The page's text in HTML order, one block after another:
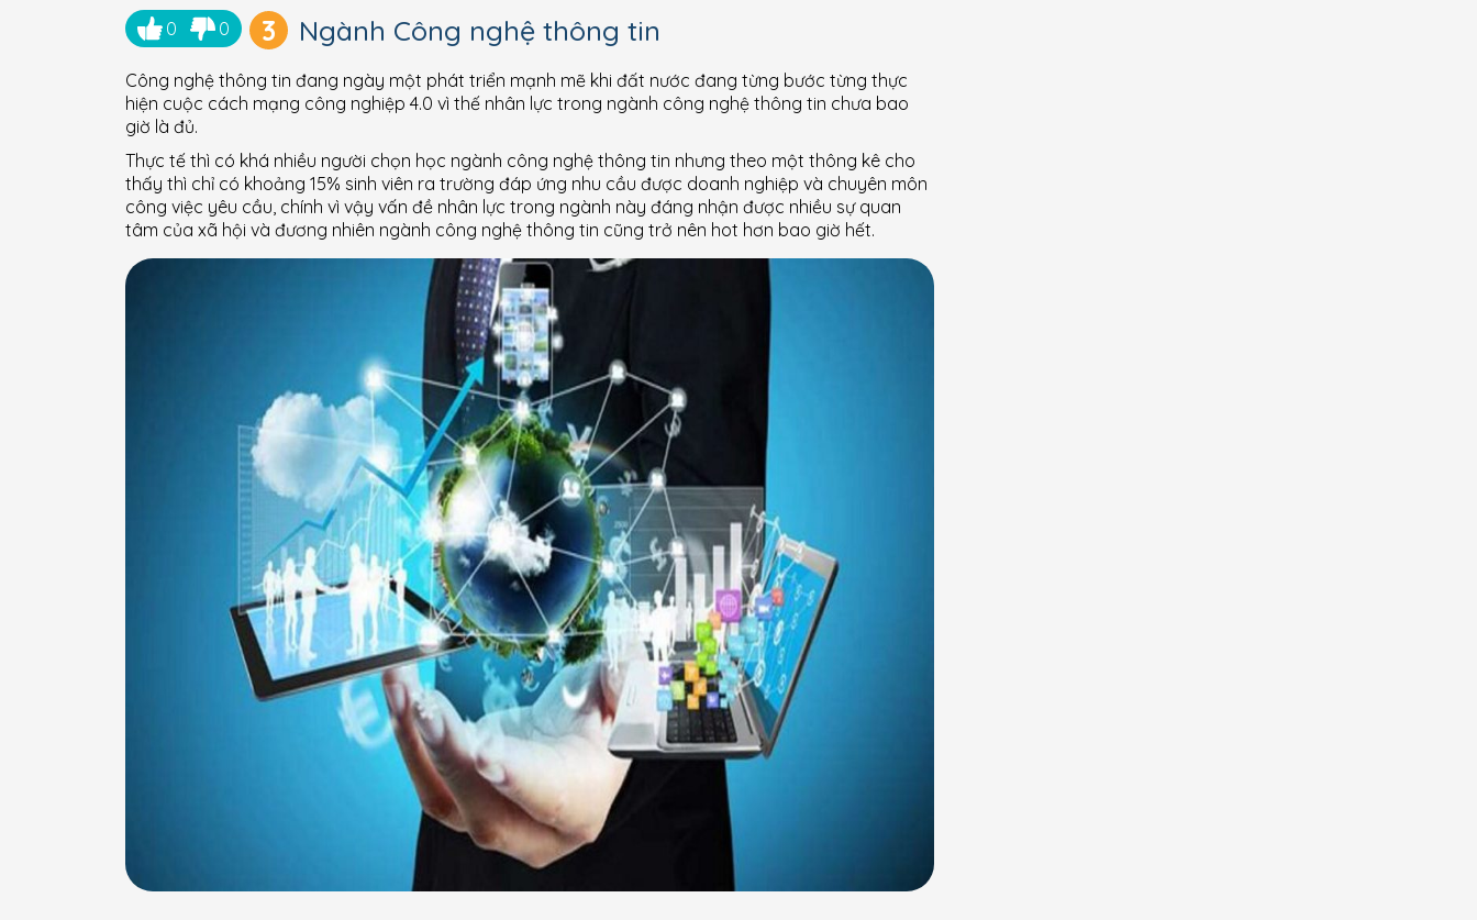
0 0 3 Ngành Công nghệ thông tin
Công nghệ thông tin đang ngày một phát triển mạnh mẽ khi đất nước đang từng bước từng thực
hiện cuộc cách mạng công nghiệp 4.0 vì thế nhân lực trong ngành công nghệ thông tin chưa bao
giờ là đủ.
Thực tế thì có khá nhiều người chọn học ngành công nghệ thông tin nhưng theo một thông kê cho
thấy thì chỉ có khoảng 15% sinh viên ra trường đáp ứng nhu cầu được doanh nghiệp và chuyên môn
công việc yêu cầu, chính vì vậy vấn đề nhân lực trong ngành này đáng nhận được nhiều sự quan
tâm của xã hội và đương nhiên ngành công nghệ thông tin cũng trở nên hot hơn bao giờ hết.